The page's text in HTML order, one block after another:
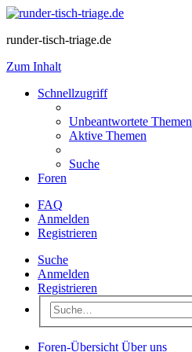
runder-tisch-triage.de
Zum Inhalt
Schnellzugriff
Unbeantwortete Themen
Aktive Themen
Suche
Foren
FAQ
Anmelden
Registrieren
Suche
Anmelden
Registrieren
Foren-Übersicht Über uns